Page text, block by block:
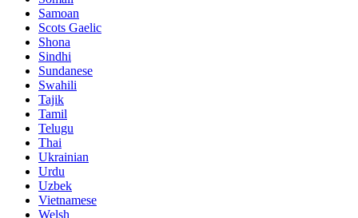
Samoan
Scots Gaelic
Shona
Sindhi
Sundanese
Swahili
Tajik
Tamil
Telugu
Thai
Ukrainian
Urdu
Uzbek
Vietnamese
Welsh